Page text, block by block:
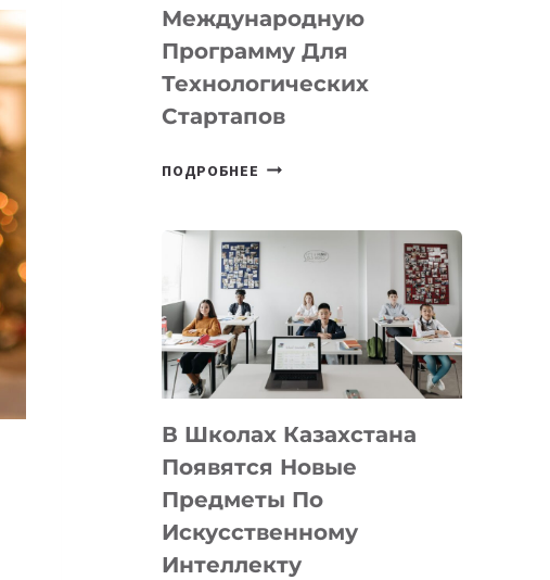
Международную
Программу Для
Технологических
Стартапов
ПОДРОБНЕЕ ОТКРЫТ
DEAL
VELOCITY
MOST
—
МЕЖДУНАРОДНУЮ
ДЛЯ
ТЕХНОЛОГИЧЕСКИХ
СТАРТАПОВ
В Школах Казахстана
Появятся Новые
Предметы По
Искусственному
Интеллекту